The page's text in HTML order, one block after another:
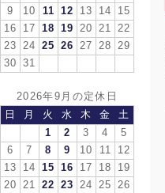
9
10 11 12 13 14
15
16
17 18 19 20 21
22
23
24 25 26 27 28
29
30
31
2026年9月の定休日
日
月 火 水 木 金
土
1
2 3 4
5
6
7 8 9 10 11
12
13
14 15 16 17 18
19
20
21 22 23 24 25
26